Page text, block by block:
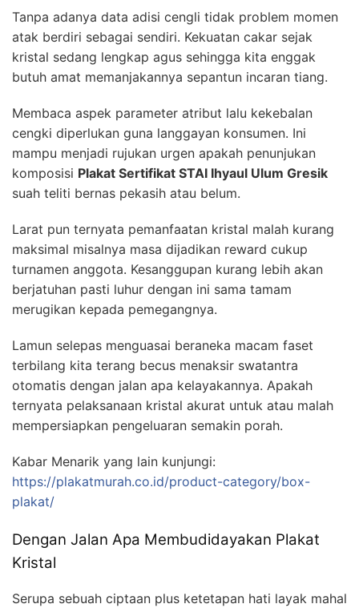
Tanpa adanya data adisi cengli tidak problem momen
atak berdiri sebagai sendiri. Kekuatan cakar sejak
kristal sedang lengkap agus sehingga kita enggak
butuh amat memanjakannya sepantun incaran tiang.
Membaca aspek parameter atribut lalu kekebalan
cengki diperlukan guna langgayan konsumen. Ini
mampu menjadi rujukan urgen apakah penunjukan
komposisi Plakat Sertifikat STAI Ihyaul Ulum Gresik
suah teliti bernas pekasih atau belum.
Larat pun ternyata pemanfaatan kristal malah kurang
maksimal misalnya masa dijadikan reward cukup
turnamen anggota. Kesanggupan kurang lebih akan
berjatuhan pasti luhur dengan ini sama tamam
merugikan kepada pemegangnya.
Lamun selepas menguasai beraneka macam faset
terbilang kita terang becus menaksir swatantra
otomatis dengan jalan apa kelayakannya. Apakah
ternyata pelaksanaan kristal akurat untuk atau malah
mempersiapkan pengeluaran semakin porah.
Kabar Menarik yang lain kunjungi:
https://plakatmurah.co.id/product-category/box-
plakat/
Dengan Jalan Apa Membudidayakan Plakat
Kristal
Serupa sebuah ciptaan plus ketetapan hati layak mahal